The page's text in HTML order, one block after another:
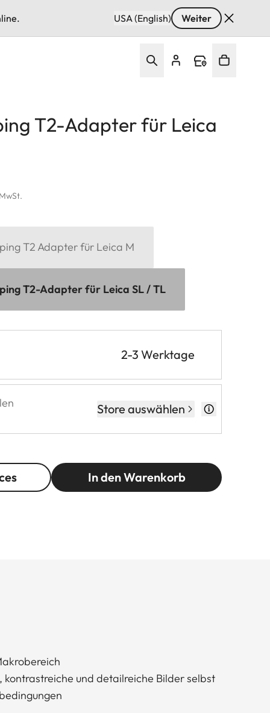
USA (English) Weiter
T2-Adapter für Leica
T2 Adapter für Leica M
T2-Adapter für Leica SL / TL
2-3 Werktage
Store auswählen
In den Warenkorb
kontrastreiche und detailreiche Bilder selbst